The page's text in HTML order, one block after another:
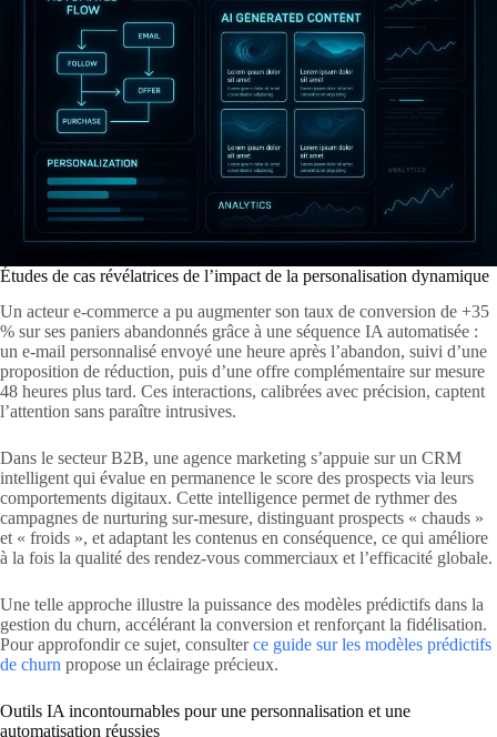
Études de cas révélatrices de l’impact de la personalisation dynamique
Un acteur e-commerce a pu augmenter son taux de conversion de +35
% sur ses paniers abandonnés grâce à une séquence IA automatisée :
un e-mail personnalisé envoyé une heure après l’abandon, suivi d’une
proposition de réduction, puis d’une offre complémentaire sur mesure
48 heures plus tard. Ces interactions, calibrées avec précision, captent
l’attention sans paraître intrusives.
Dans le secteur B2B, une agence marketing s’appuie sur un CRM
intelligent qui évalue en permanence le score des prospects via leurs
comportements digitaux. Cette intelligence permet de rythmer des
campagnes de nurturing sur-mesure, distinguant prospects « chauds »
et « froids », et adaptant les contenus en conséquence, ce qui améliore
à la fois la qualité des rendez-vous commerciaux et l’efficacité globale.
Une telle approche illustre la puissance des modèles prédictifs dans la
gestion du churn, accélérant la conversion et renforçant la fidélisation.
Pour approfondir ce sujet, consulterce guide sur les modèles prédictifs
de churn propose un éclairage précieux.
Outils IA incontournables pour une personnalisation et une
automatisation réussies